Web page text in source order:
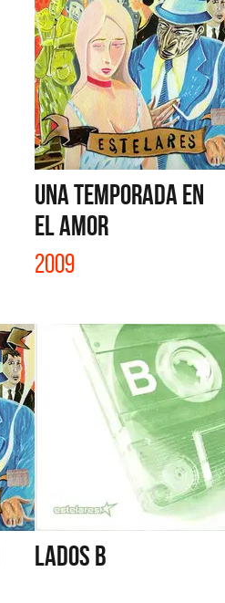
UNA TEMPORADA EN
EL AMOR
2009
LADOS B